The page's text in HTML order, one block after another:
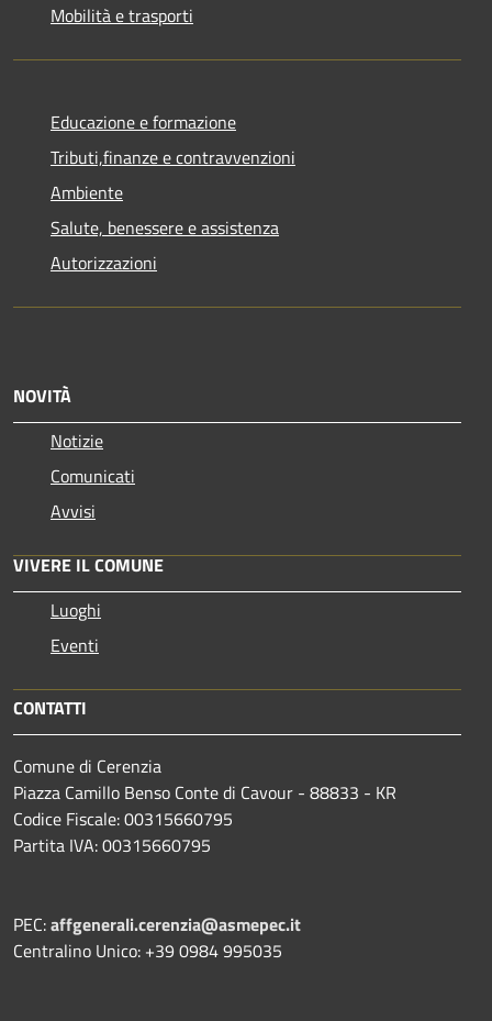
Mobilità e trasporti
Educazione e formazione
Tributi,finanze e contravvenzioni
Ambiente
Salute, benessere e assistenza
Autorizzazioni
NOVITÀ
Notizie
Comunicati
Avvisi
VIVERE IL COMUNE
Luoghi
Eventi
CONTATTI
Comune di Cerenzia
Piazza Camillo Benso Conte di Cavour - 88833 - KR
Codice Fiscale: 00315660795
Partita IVA: 00315660795
PEC:affgenerali.cerenzia@asmepec.it
Centralino Unico: +39 0984 995035